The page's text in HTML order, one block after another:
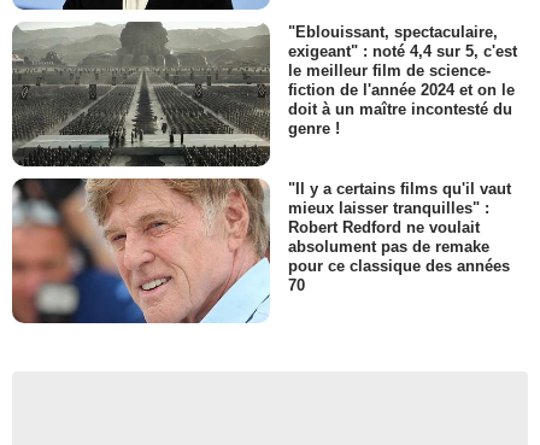
"Eblouissant, spectaculaire,
exigeant" : noté 4,4 sur 5, c'est
le meilleur film de science-
fiction de l'année 2024 et on le
doit à un maître incontesté du
genre !
"Il y a certains films qu'il vaut
mieux laisser tranquilles" :
Robert Redford ne voulait
absolument pas de remake
pour ce classique des années
70